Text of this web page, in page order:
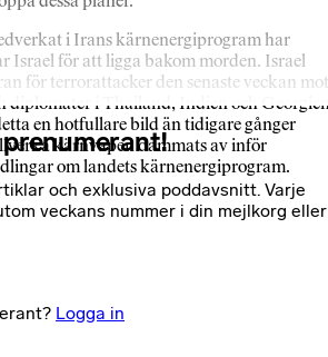
i Irans kärnenergiprogram har
Israel för att ligga bakom morden. Israel
för terrorattacker den senaste veckan mot
diplomater i Thailand, Indien och
en hotfullare bild än tidigare gånger
kärnvapen dammats av inför
om landets kärnenergiprogram.
och exklusiva poddavsnitt. Varje
veckans nummer i din mejlkorg eller
Logga in